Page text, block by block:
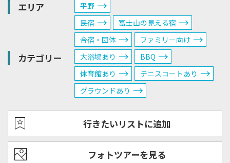
エリア 平野
カテゴリー
民宿
富士山の見える宿
合宿・団体
ファミリー向け
大浴場あり
BBQ
体育館あり
テニスコートあり
グラウンドあり
行きたいリストに追加
フォトツアーを見る